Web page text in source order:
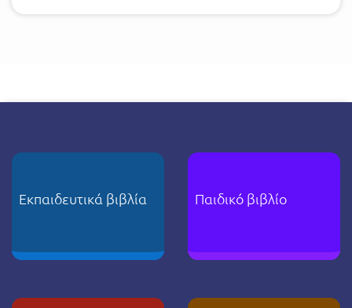
Εκπαιδευτικά βιβλία Παιδικό βιβλίο